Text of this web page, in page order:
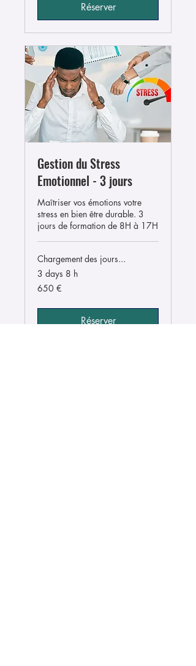
Réserver
Gestion du Stress
Emotionnel - 3 jours
Maîtriser vos émotions votre
stress en bien être durable. 3
jours de formation de 8H à 17H
Chargement des jours...
3 days 8 h
650
euros
650 €
Réserver